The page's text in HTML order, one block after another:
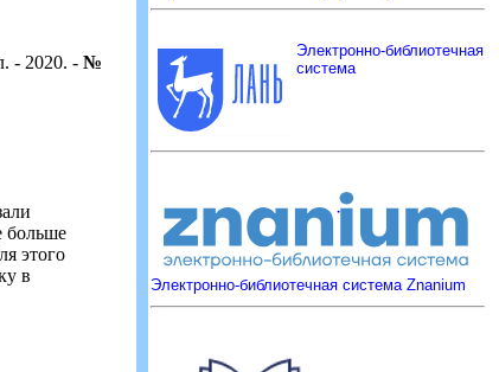
- 2020. - №
больше
этого
в
Электронно-библиотечная
система
Электронно-библиотечная система Znanium